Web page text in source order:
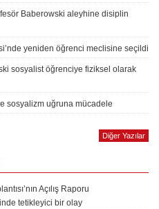
Baberowski aleyhine disiplin
yeniden öğrenci meclisine seçildi
sosyalist öğrenciye fiziksel olarak
sosyalizm uğruna mücadele
Diğer Yazılar
Açılış Raporu
tetikleyici bir olay